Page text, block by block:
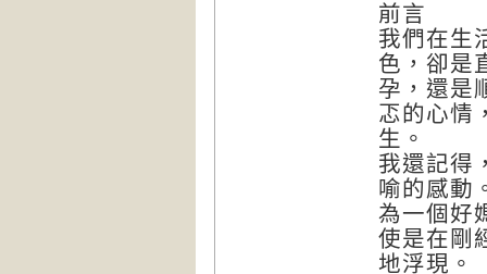
前言
我們在生
色，卻是
孕，還是
忑的心情
生。
我還記得
喻的感動
為一個好
使是在剛
地浮現。